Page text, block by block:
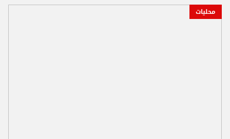
محليات